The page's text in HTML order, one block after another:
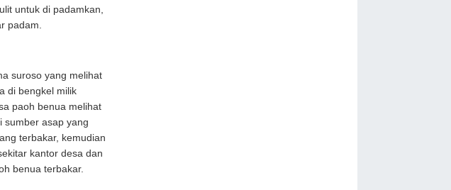
untuk di padamkan,
padam.
suroso yang melihat
di bengkel milik
paoh benua melihat
sumber asap yang
terbakar, kemudian
kantor desa dan
benua terbakar.